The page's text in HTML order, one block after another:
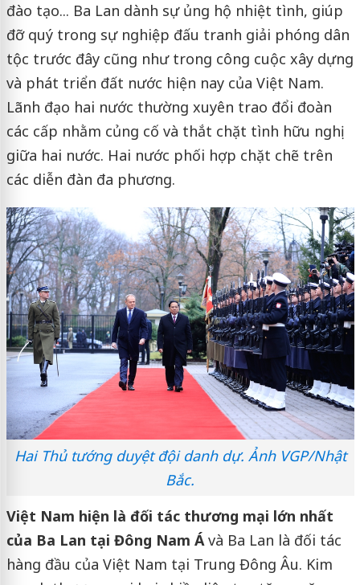
đào tạo... Ba Lan dành sự ủng hộ nhiệt tình, giúp
đỡ quý trong sự nghiệp đấu tranh giải phóng dân
tộc trước đây cũng như trong công cuộc xây dựng
và phát triển đất nước hiện nay của Việt Nam.
Lãnh đạo hai nước thường xuyên trao đổi đoàn
các cấp nhằm củng cố và thắt chặt tình hữu nghị
giữa hai nước. Hai nước phối hợp chặt chẽ trên
các diễn đàn đa phương.
Hai Thủ tướng duyệt đội danh dự. Ảnh VGP/Nhật
Bắc.
Việt Nam hiện là đối tác thương mại lớn nhất
của Ba Lan tại Đông Nam Ávà Ba Lan là đối tác
hàng đầu của Việt Nam tại Trung Đông Âu. Kim